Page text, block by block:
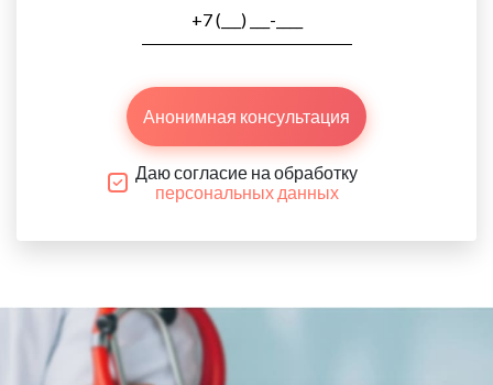
Анонимная консультация
Даю согласие на обработку
персональных данных